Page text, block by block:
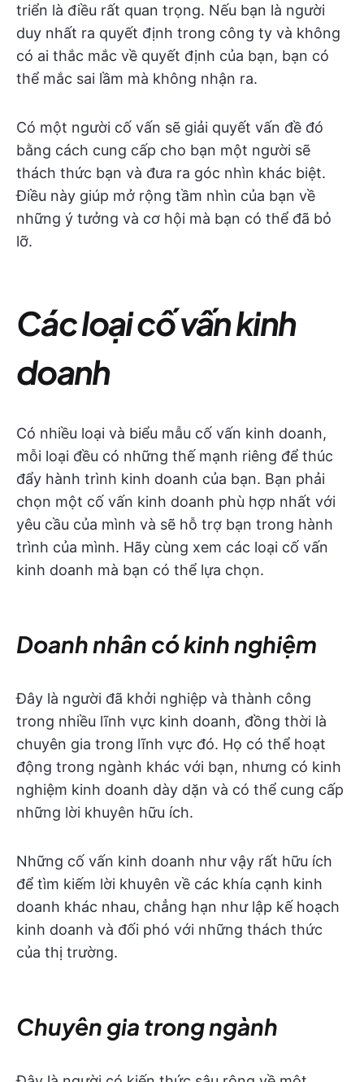
triển là điều rất quan trọng. Nếu bạn là người
duy nhất ra quyết định trong công ty và không
có ai thắc mắc về quyết định của bạn, bạn có
thể mắc sai lầm mà không nhận ra.
Có một người cố vấn sẽ giải quyết vấn đề đó
bằng cách cung cấp cho bạn một người sẽ
thách thức bạn và đưa ra góc nhìn khác biệt.
Điều này giúp mở rộng tầm nhìn của bạn về
những ý tưởng và cơ hội mà bạn có thể đã bỏ
lỡ.
Các loại cố vấn kinh
doanh
Có nhiều loại và biểu mẫu cố vấn kinh doanh,
mỗi loại đều có những thế mạnh riêng để thúc
đẩy hành trình kinh doanh của bạn. Bạn phải
chọn một cố vấn kinh doanh phù hợp nhất với
yêu cầu của mình và sẽ hỗ trợ bạn trong hành
trình của mình. Hãy cùng xem các loại cố vấn
kinh doanh mà bạn có thể lựa chọn.
Doanh nhân có kinh nghiệm
Đây là người đã khởi nghiệp và thành công
trong nhiều lĩnh vực kinh doanh, đồng thời là
chuyên gia trong lĩnh vực đó. Họ có thể hoạt
động trong ngành khác với bạn, nhưng có kinh
nghiệm kinh doanh dày dặn và có thể cung cấp
những lời khuyên hữu ích.
Những cố vấn kinh doanh như vậy rất hữu ích
để tìm kiếm lời khuyên về các khía cạnh kinh
doanh khác nhau, chẳng hạn như lập kế hoạch
kinh doanh và đối phó với những thách thức
của thị trường.
Chuyên gia trong ngành